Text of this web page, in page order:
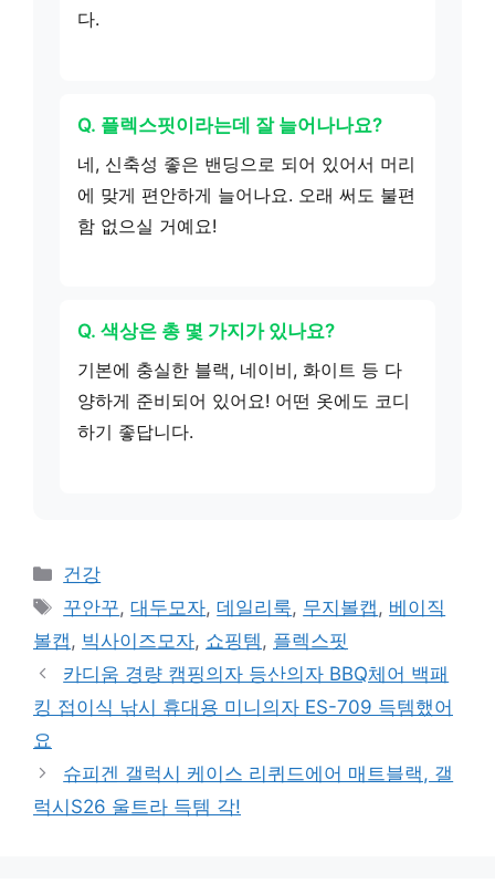
다.
Q. 플렉스핏이라는데 잘 늘어나나요?
네, 신축성 좋은 밴딩으로 되어 있어서 머리
에 맞게 편안하게 늘어나요. 오래 써도 불편
함 없으실 거예요!
Q. 색상은 총 몇 가지가 있나요?
기본에 충실한 블랙, 네이비, 화이트 등 다
양하게 준비되어 있어요! 어떤 옷에도 코디
하기 좋답니다.
카
테
고
리
건강
태
그
꾸안꾸,대두모자,데일리룩, 무지볼캡 , 베이직
볼캡 , 빅사이즈모자, 쇼핑템 , 플렉스핏
카디움 경량 캠핑의자 등산의자 BBQ체어 백패
킹 접이식 낚시 휴대용 미니의자 ES-709 득템했어
요
슈피겐 갤럭시 케이스 리퀴드에어 매트블랙, 갤
럭시S26 울트라 득템 각!